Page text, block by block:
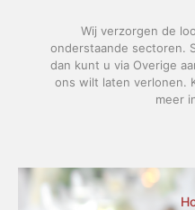
Wij verzorgen de
onderstaande sectoren.
dan kunt u via Overige
ons wilt laten verlonen.
meer